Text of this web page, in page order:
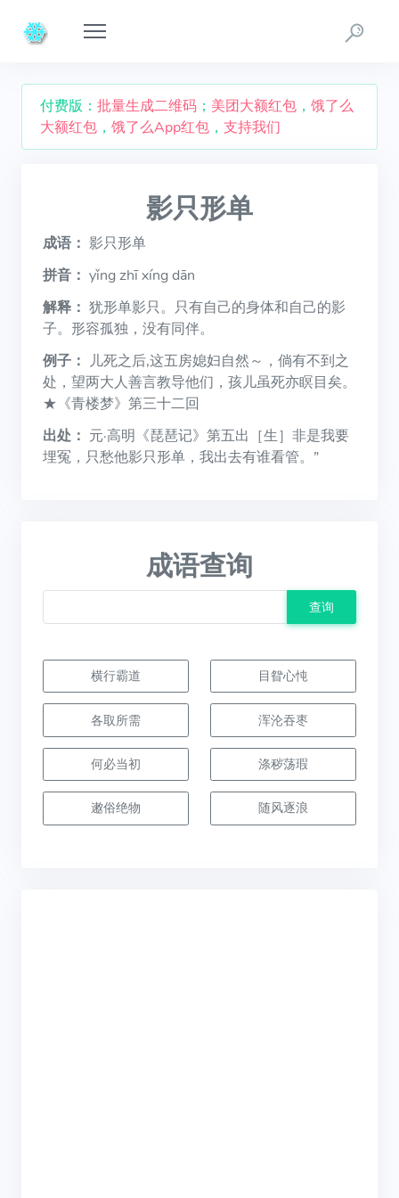
付费版： 批量生成二维码 ； 美团大额红包 ， 饿了么
大额红包 ， 饿了么App红包 ， 支持我们
影只形单
成语： 影只形单
拼音： yǐng zhī xíng dān
解释： 犹形单影只。只有自己的身体和自己的影
子。形容孤独，没有同伴。
例子： 儿死之后,这五房媳妇自然～，倘有不到之
处，望两大人善言教导他们，孩儿虽死亦瞑目矣。
★《青楼梦》第三十二回
出处： 元·高明《琵琶记》第五出［生］非是我要
埋冤，只愁他影只形单，我出去有谁看管。”
成语查询
查询
横行霸道 目眢心忳
各取所需 浑沦吞枣
何必当初 涤秽荡瑕
遫俗绝物 随风逐浪